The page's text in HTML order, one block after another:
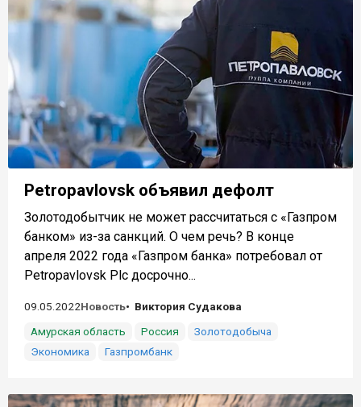
Petropavlovsk объявил дефолт
Золотодобытчик не может рассчитаться с «Газпром
банком» из-за санкций. О чем речь? В конце
апреля 2022 года «Газпром банка» потребовал от
Petropavlovsk Plc досрочно...
09.05.2022Новость
Виктория Судакова
Амурская область
Россия
Золотодобыча
Экономика
Газпромбанк